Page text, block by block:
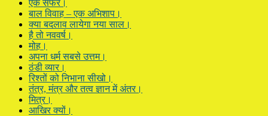
एक सफर।
बाल विवाह – एक अभिशाप।
क्या बदलाव लायेगा नया साल।
है तो नववर्ष।
मोह।
अपना धर्म सबसे उत्तम।
ठंडी व्यार।
रिश्तों को निभाना सीखो।
तंत्र, मंत्र और तत्व ज्ञान में अंतर।
मित्र।
आखिर क्यों।